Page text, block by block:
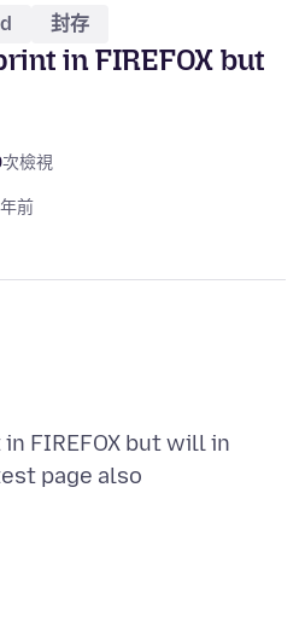
封存
in FIREFOX but
次檢視
前
FIREFOX but will in